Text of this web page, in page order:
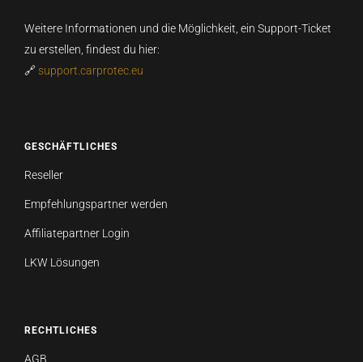
Weitere Informationen und die Möglichkeit, ein Support-Ticket
zu erstellen, findest du hier:
🔗 support.carprotec.eu
GESCHÄFTLICHES
Reseller
Empfehlungspartner werden
Affiliatepartner Login
LKW Lösungen
RECHTLICHES
AGB